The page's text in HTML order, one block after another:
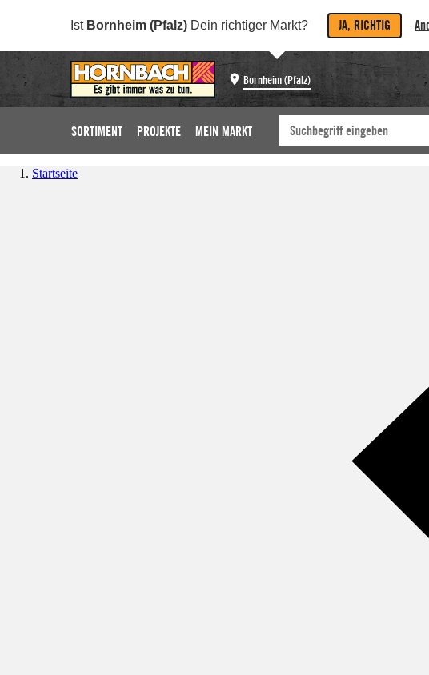
Ist Bornheim (Pfalz) Dein richtiger Markt? JA, RICHTIG
Bornheim (Pfalz)
SORTIMENT PROJEKTE MEIN MARKT
Startseite